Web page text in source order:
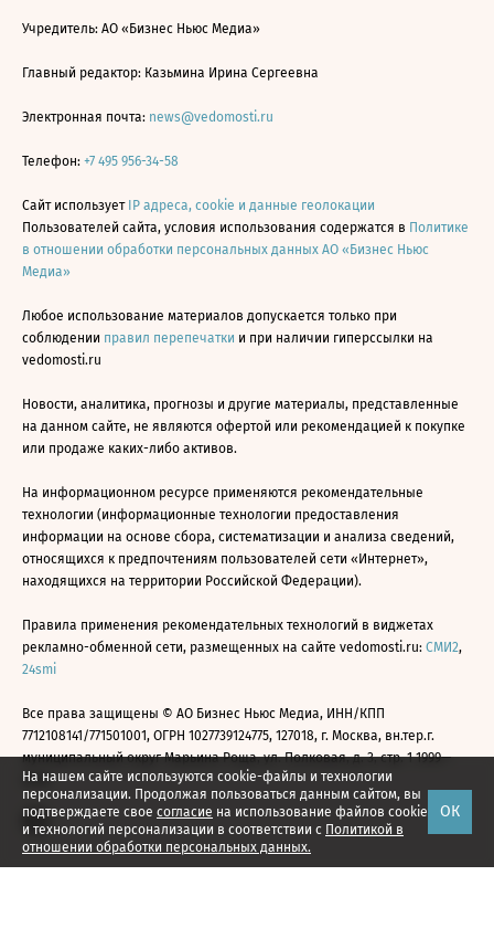
На нашем сайте используются cookie-файлы и технологии
персонализации. Продолжая пользоваться данным сайтом, вы
подтверждаете свое согласие на использование файлов cookie
и технологий персонализации в соответствии с Политикой в
отношении обработки персональных данных.
ОК
Учредитель: АО «Бизнес Ньюс Медиа»
Главный редактор: Казьмина Ирина Сергеевна
Электронная почта: news@vedomosti.ru
Телефон: +7 495 956-34-58
Сайт использует IP адреса, cookie и данные геолокации
Пользователей сайта, условия использования содержатся в Политике
в отношении обработки персональных данных АО «Бизнес Ньюс
Медиа»
Любое использование материалов допускается только при
соблюдении правил перепечатки и при наличии гиперссылки на
vedomosti.ru
Новости, аналитика, прогнозы и другие материалы, представленные
на данном сайте, не являются офертой или рекомендацией к покупке
или продаже каких-либо активов.
На информационном ресурсе применяются рекомендательные
технологии (информационные технологии предоставления
информации на основе сбора, систематизации и анализа сведений,
относящихся к предпочтениям пользователей сети «Интернет»,
находящихся на территории Российской Федерации).
Правила применения рекомендательных технологий в виджетах
рекламно-обменной сети, размещенных на сайте vedomosti.ru: СМИ2,
24smi
Все права защищены © АО Бизнес Ньюс Медиа, ИНН/КПП
7712108141/771501001, ОГРН 1027739124775, 127018, г. Москва, вн.тер.г.
муниципальный округ Марьина Роща, ул. Полковая, д. 3, стр. 1 1999—
2026